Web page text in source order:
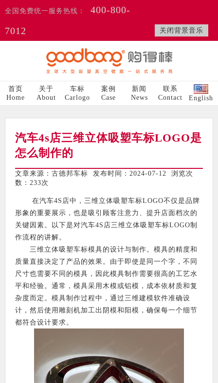
关闭背景音乐
全国免费统一服务热线：
400-800-
7012
首页
Home
关于
About
车标
Carlogo
案例
Case
新闻
News
联系
Contact
English
汽车4s店三维立体吸塑车标LOGO是
怎么制作的
文章来源：古德邦车标 发布时间：2024-07-12 浏览次
数： 233次
在汽车4S店中，三维立体吸塑车标LOGO不仅是品牌
形象的重要展示，也是吸引顾客注意力、提升店面档次的
关键因素。以下是对汽车4S店三维立体吸塑车标LOGO制
作流程的讲解。
三维立体吸塑车标模具的设计与制作。模具的精度和
质量直接决定了产品的效果。由于即使是同一个字，不同
尺寸也需要不同的模具，因此模具制作需要很高的工艺水
平和经验。通常，模具采用木模或铝模，成本依材质和复
杂度而定。模具制作过程中，通过三维建模软件准确设
计，然后使用雕刻机加工出阴模和阳模，确保每一个细节
都符合设计要求。